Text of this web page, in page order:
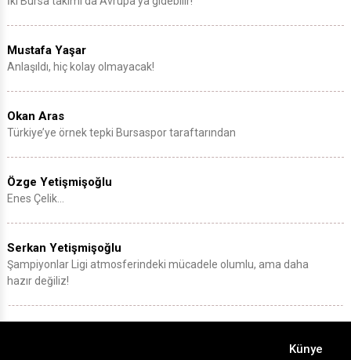
Mustafa Yaşar
Anlaşıldı, hiç kolay olmayacak!
Okan Aras
Türkiye’ye örnek tepki Bursaspor taraftarından
Özge Yetişmişoğlu
Enes Çelik…
Serkan Yetişmişoğlu
Şampiyonlar Ligi atmosferindeki mücadele olumlu, ama daha
hazır değiliz!
Künye